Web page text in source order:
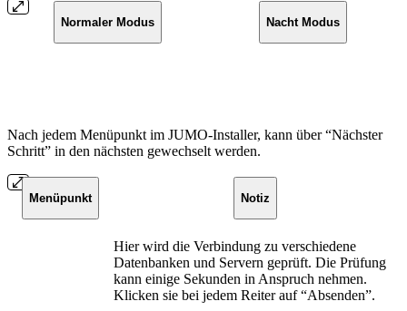
Normaler Modus Nacht Modus
Nach jedem Menüpunkt im JUMO-Installer, kann über “Nächster
Schritt” in den nächsten gewechselt werden.
Menüpunkt Notiz
Hier wird die Verbindung zu verschiedene
Datenbanken und Servern geprüft. Die Prüfung
kann einige Sekunden in Anspruch nehmen.
Klicken sie bei jedem Reiter auf “Absenden”.